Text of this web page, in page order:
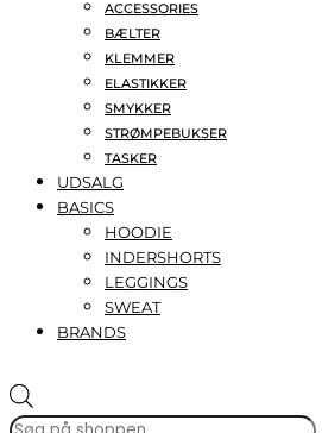
ACCESSORIES
BÆLTER
KLEMMER
ELASTIKKER
SMYKKER
STRØMPEBUKSER
TASKER
UDSALG
BASICS
HOODIE
INDERSHORTS
LEGGINGS
SWEAT
BRANDS
search